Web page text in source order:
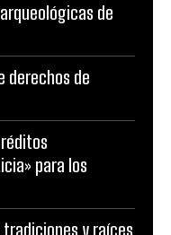
de
derechos de
para los
y raíces